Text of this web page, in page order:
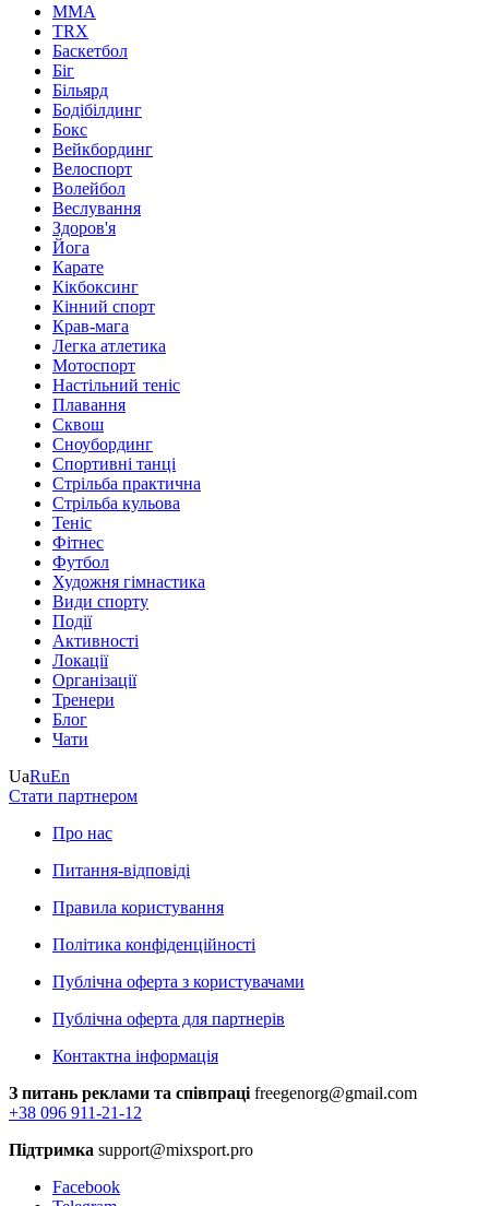
MMA
TRX
Баскетбол
Біг
Більярд
Бодібілдинг
Бокс
Вейкбординг
Велоспорт
Волейбол
Веслування
Здоров'я
Йога
Карате
Кікбоксинг
Кінний спорт
Крав-мага
Легка атлетика
Мотоспорт
Настільний теніс
Плавання
Сквош
Сноубординг
Спортивні танці
Стрільба практична
Стрільба кульова
Теніс
Фітнес
Футбол
Художня гімнастика
Види спорту
Події
Активності
Локації
Організації
Тренери
Блог
Чати
UaRuEn
Стати партнером
Про нас
Питання-відповіді
Правила користування
Політика конфіденційності
Публічна оферта з користувачами
Публічна оферта для партнерів
Контактна інформація
З питань реклами та співпраці freegenorg@gmail.com
+38 096 911-21-12
Підтримка support@mixsport.pro
Facebook